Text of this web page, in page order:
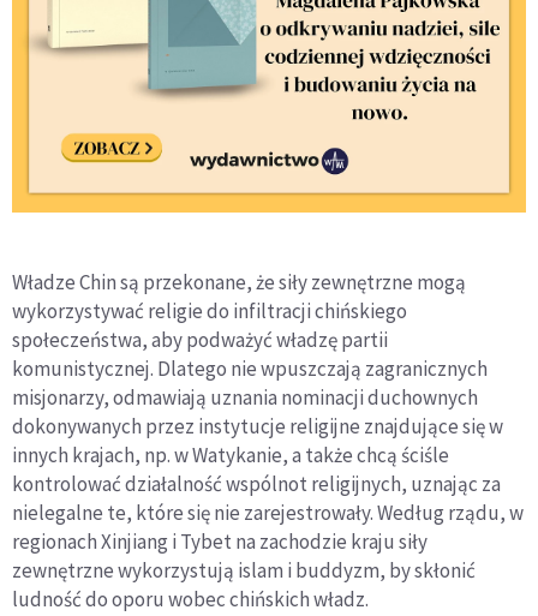
Władze Chin są przekonane, że siły zewnętrzne mogą
wykorzystywać religie do infiltracji chińskiego
społeczeństwa, aby podważyć władzę partii
komunistycznej. Dlatego nie wpuszczają zagranicznych
misjonarzy, odmawiają uznania nominacji duchownych
dokonywanych przez instytucje religijne znajdujące się w
innych krajach, np. w Watykanie, a także chcą ściśle
kontrolować działalność wspólnot religijnych, uznając za
nielegalne te, które się nie zarejestrowały. Według rządu, w
regionach Xinjiang i Tybet na zachodzie kraju siły
zewnętrzne wykorzystują islam i buddyzm, by skłonić
ludność do oporu wobec chińskich władz.